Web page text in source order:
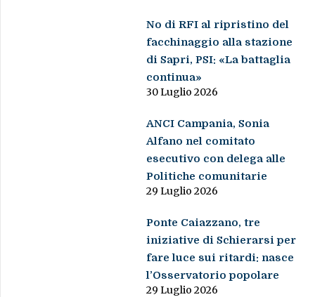
No di RFI al ripristino del
facchinaggio alla stazione
di Sapri, PSI: «La battaglia
continua»
30 Luglio 2026
ANCI Campania, Sonia
Alfano nel comitato
esecutivo con delega alle
Politiche comunitarie
29 Luglio 2026
Ponte Caiazzano, tre
iniziative di Schierarsi per
fare luce sui ritardi: nasce
l’Osservatorio popolare
29 Luglio 2026